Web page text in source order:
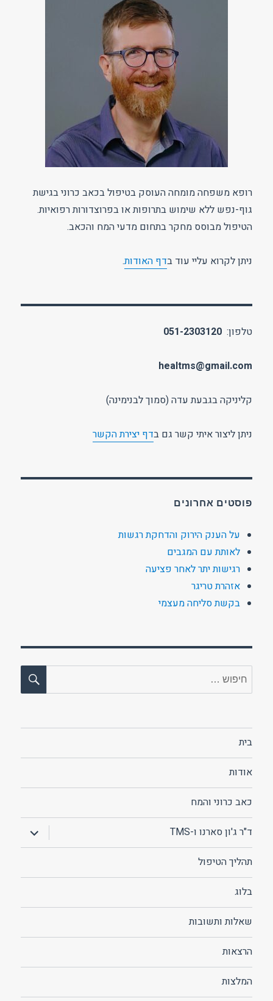
רופא משפחה מומחה העוסק בטיפול בכאב כרוני בגישת
גוף-נפש ללא שימוש בתרופות או בפרוצדורות רפואיות.
הטיפול מבוסס מחקר בתחום מדעי המח והכאב.
ניתן לקרוא עליי עוד בדף האודות.
טלפון:051-2303120
healtms@gmail.com
קליניקה בגבעת עדה (סמוך לבנימינה)
ניתן ליצור איתי קשר גם בדף יצירת הקשר
פוסטים אחרונים
על הענק הירוק והדחקת רגשות
לאותת עם המגבים
רגישות יתר לאחר פציעה
אזהרת טריגר
בקשת סליחה מעצמי
חפש:
בית
אודות
כאב כרוני והמח
ד"ר ג'ון סארנו ו-TMS הצג
תפריט
תהליך הטיפול
בלוג
שאלות ותשובות
הרצאות
המלצות